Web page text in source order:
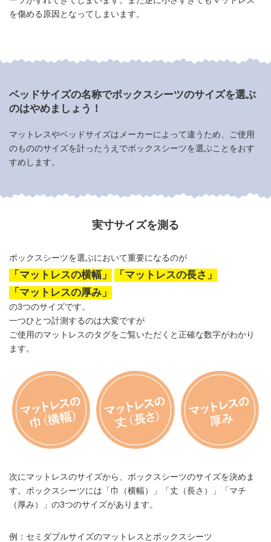
を傷める原因となってしまいます。
ベッドサイズの名称でボックスシーツのサイズを選ぶ
のはやめましょう！
マットレスやベッドサイズはメーカーによって違うため、
ご使用
のもののサイズを計ったうえでボックスシーツを選ぶことをおす
すめします。
実寸サイズを測る
ボックスシーツを選ぶにおいて重要になるのが
「マットレスの横幅」
「マットレスの長さ」
「マットレスの厚み」
の3つのサイズです。
一つひとつ計測するのは大変ですが
ご使用のマットレスのタグをご覧いただくと正確な数字がわかり
ます。
次にマットレスのサイズから、ボックスシーツのサイズを決めま
す。 ボックスシーツには「巾（横幅）」「丈（長さ）」「マチ
（厚み）」の3つのサイズがあります。
例：セミダブルサイズのマットレスとボックスシーツ